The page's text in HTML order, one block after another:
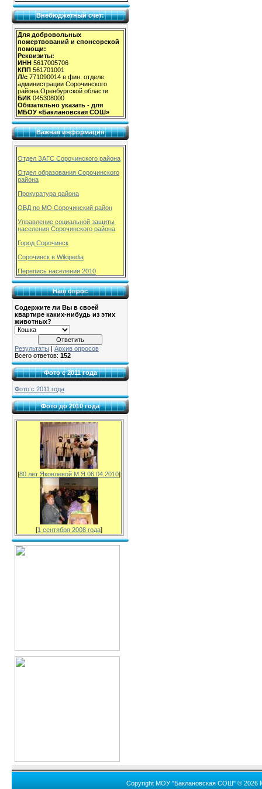
Внебюджетный счет:
Для добровольных
пожертвований и спонсорской
помощи:
Реквизиты:
ИНН 5617005706
КПП 561701001
Л/с 771090014 в фин. отделе
администрации Сорочинского
района Оренбургской области
БИК 045308000
Обязательно указать - для
МБОУ «Баклановская СОШ»
Важная информация
Отдел ЗАГС Сорочинского района
Отдел образования Сорочинского
района
Прокуратура района
ОВД по МО Сорочинский район
Управление социальной защиты
населения Сорочинского района
Город Сорочинск
Сорочинск в Wikipedia
Перепись населения 2010
Наш опрос
Содержите ли Вы в своей
квартире каких-нибудь из этих
животных?
Результаты
Архив опросов
Всего ответов: 152
Фото с 2011 года
Фото с 2011 года
Фото до 2010 года
[80 лет Яковлевой М.Я.06.04.2010]
[1 сентября 2008 года]
Copyright МОУ "Баклановская СОШ" © 2026